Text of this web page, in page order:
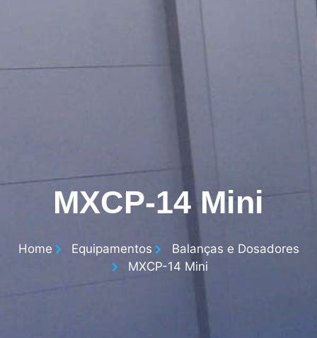
MXCP-14 Mini
Home Equipamentos
Balanças e Dosadores
MXCP-14 Mini